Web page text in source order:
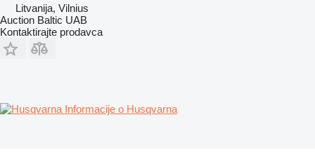
Litvanija, Vilnius
Auction Baltic UAB
Kontaktirajte prodavca
Informacije o Husqvarna